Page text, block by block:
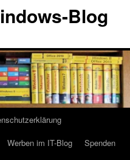
Blog
Werben im IT-Blog
Spenden